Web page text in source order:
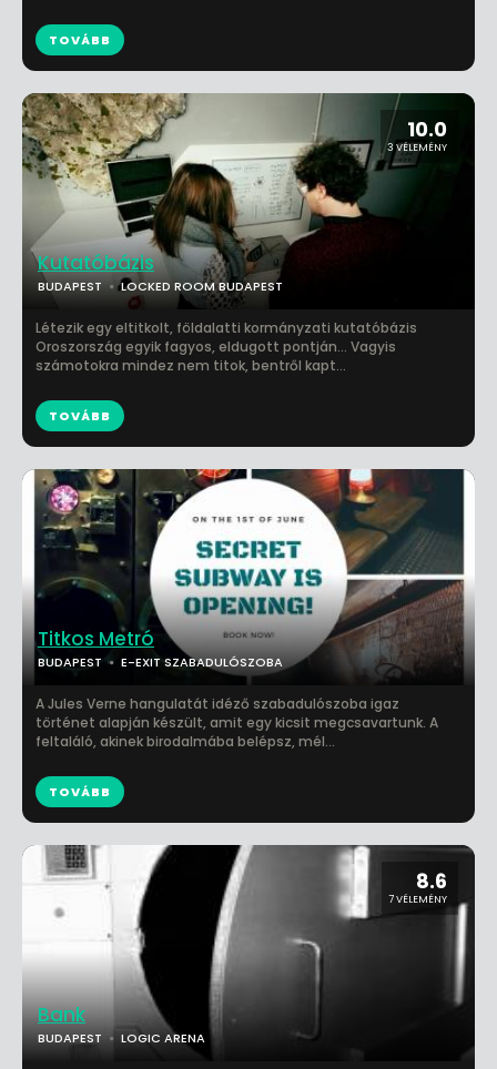
10.0
3 VÉLEMÉNY
Kutatóbázis
BUDAPEST LOCKED ROOM BUDAPEST
Létezik egy eltitkolt, földalatti kormányzati kutatóbázis
Oroszország egyik fagyos, eldugott pontján... Vagyis
számotokra mindez nem titok, bentről kapt...
TOVÁBB
8.6
7 VÉLEMÉNY
Bank
BUDAPEST LOGIC ARENA
TOVÁBB
Titkos Metró
BUDAPEST E-EXIT SZABADULÓSZOBA
A Jules Verne hangulatát idéző szabadulószoba igaz
történet alapján készült, amit egy kicsit megcsavartunk. A
feltaláló, akinek birodalmába belépsz, mél...
TOVÁBB